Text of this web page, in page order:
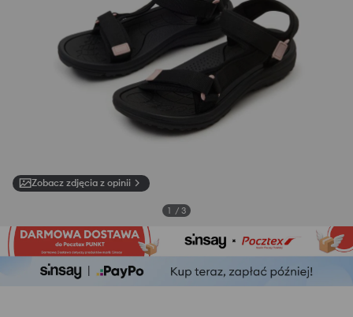
Zobacz zdjęcia z opinii
1 / 3